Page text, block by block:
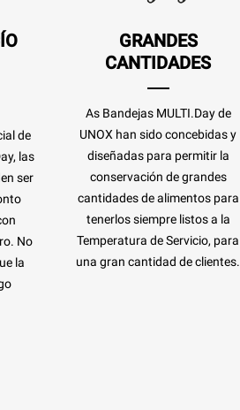
de
las
ser
No
la
GRANDES
CANTIDADES
As Bandejas MULTI.Day de
UNOX han sido concebidas y
diseñadas para permitir la
conservación de grandes
cantidades de alimentos para
tenerlos siempre listos a la
Temperatura de Servicio, para
una gran cantidad de clientes.